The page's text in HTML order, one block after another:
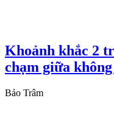
Khoảnh khắc 2
chạm giữa
Bảo Trâm